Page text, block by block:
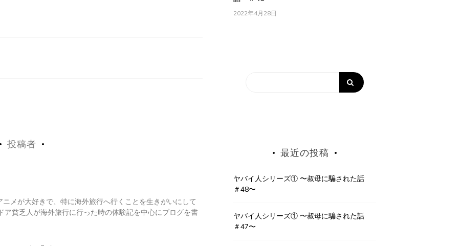
投稿者
メが大好きで、特に海外旅行へ行くことを生きがいにして
ア貧乏人が海外旅行に行った時の体験記を中心にブログを書
2022年4月28日
最近の投稿
ヤバイ人シリーズ① 〜叔母に騙された話
＃48〜
ヤバイ人シリーズ① 〜叔母に騙された話
＃47〜